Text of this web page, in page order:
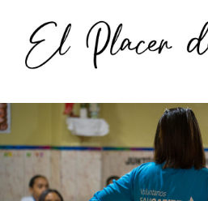
content